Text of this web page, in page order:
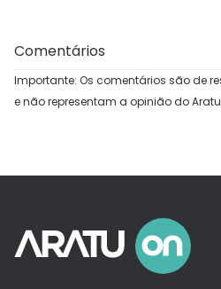
Comentários
Importante: Os comentários são de
e não representam a opinião do Aratu